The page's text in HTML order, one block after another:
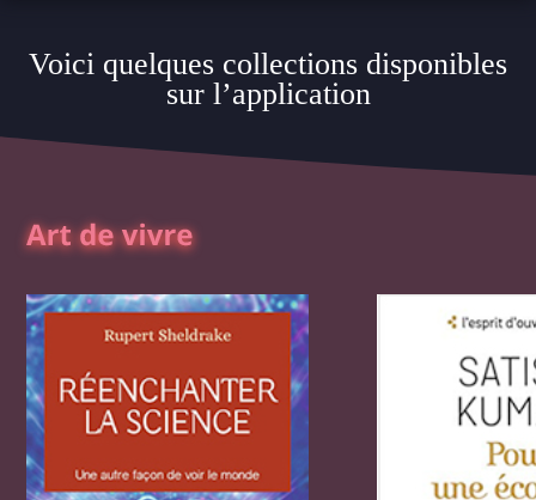
Voici quelques collections disponibles
sur l’application